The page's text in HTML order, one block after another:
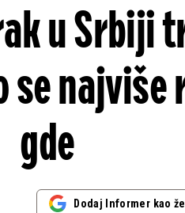
u Srbiji
se najviše
gde
Dodaj Informer kao